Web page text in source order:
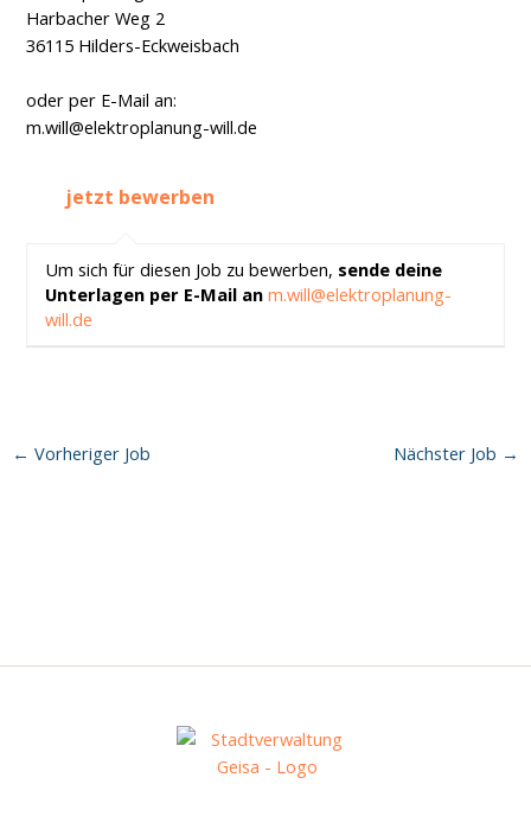
Harbacher Weg 2
36115 Hilders-Eckweisbach
oder per E-Mail an:
m.will@elektroplanung-will.de
Um sich für diesen Job zu bewerben, sende deine
Unterlagen per E-Mail an m.will@elektroplanung-
will.de
← Vorheriger Job Nächster Job →